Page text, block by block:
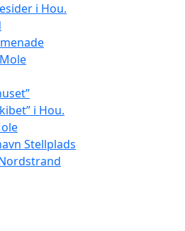
i Hou.
i Hou.
Stellplads